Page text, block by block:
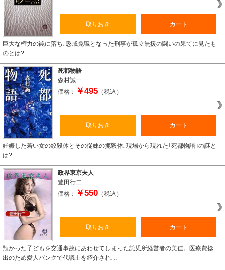
取りおき カート
巨大な権力の罠に落ち､懲戒免職となった刑事が孤立無援の闘いの果てに見たも
のとは?
死都物語
森村誠一
価格：
￥495 （税込）
取りおき カート
妊娠した若い女の絞殺体とその従妹の扼殺体｡現場から現れた｢死都物語｣の謎と
は?
政界東京夫人
豊田行二
価格：
￥550 （税込）
取りおき カート
預かった子どもを交通事故にあわせてしまった託児所経営者の美佳。医療費捻
出のため愛人バンクで代議士を紹介され…